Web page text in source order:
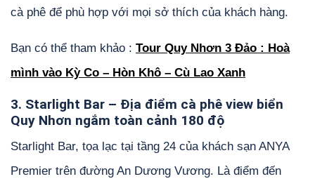
cà phê để phù hợp với mọi sở thích của khách hàng.
Bạn có thể tham khảo : Tour Quy Nhơn 3 Đảo : Hoà
mình vào Kỳ Co – Hòn Khô – Cù Lao Xanh
3. Starlight Bar – Địa điểm cà phê view biển
Quy Nhơn ngắm toàn cảnh 180 độ
Starlight Bar, tọa lạc tại tầng 24 của khách sạn ANYA
Premier trên đường An Dương Vương. Là điểm đến